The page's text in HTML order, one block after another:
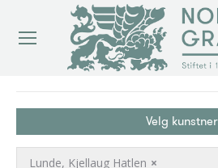
Velg kunstner
×
Lunde, Kjellaug Hatlen